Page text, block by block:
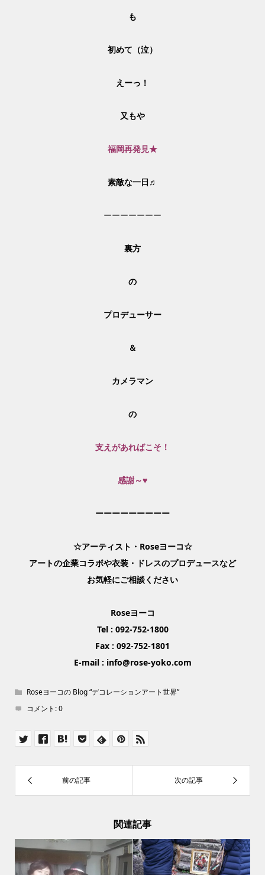
も
初めて（泣）
えーっ！
又もや
福岡再発見★
素敵な一日♬
ーーーーーーー
裏方
の
プロデューサー
＆
カメラマン
の
支えがあればこそ！
感謝～♥
ーーーーーーーーー
☆アーティスト・Roseヨーコ☆
アートの企業コラボや衣装・ドレスのプロデュースなど
お気軽にご相談ください
Roseヨーコ
Tel : 092-752-1800
Fax : 092-752-1801
E-mail : info@rose-yoko.com
Roseヨーコの Blog “デコレーションアート世界”
コメント:0
関連記事